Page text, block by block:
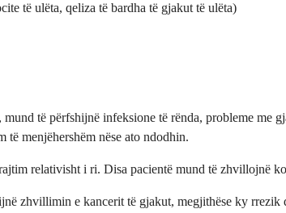
të ulëta, qeliza të bardha të gjakut të ulëta)
mund të përfshijnë infeksione të rënda, probleme
menjëhershëm nëse ato ndodhin.
relativisht i ri. Disa pacientë mund të zhvillojnë
zhvillimin e kancerit të gjakut, megjithëse ky